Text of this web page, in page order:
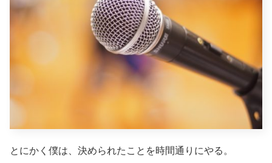
とにかく僕は、決められたことを時間通りにやる。